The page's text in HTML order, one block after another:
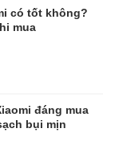
có tốt không?
mua
đáng mua
bụi mịn